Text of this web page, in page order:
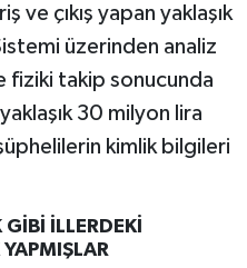
ve çıkış yapan yaklaşık
üzerinden analiz
fiziki takip sonucunda
30 milyon lira
şüphelilerin kimlik bilgileri
İLLERDEKİ